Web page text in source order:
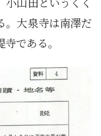
。大泉寺は南澤だ
である。